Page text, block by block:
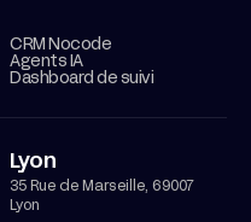
CRM Nocode
Agents IA
Dashboard de suivi
Lyon
35 Rue de Marseille, 69007
Lyon